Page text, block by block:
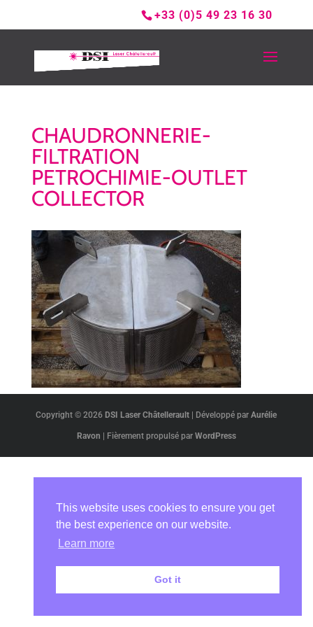
+33 (0)5 49 23 16 30
CHAUDRONNERIE-
FILTRATION
PETROCHIMIE-OUTLET
COLLECTOR
Copyright © 2026 DSI Laser Châtellerault Développé parAurélie
Ravon Fièrement propulsé par WordPress
This website uses cookies to ensure you get
the best experience on our website.
Learn more
Got it